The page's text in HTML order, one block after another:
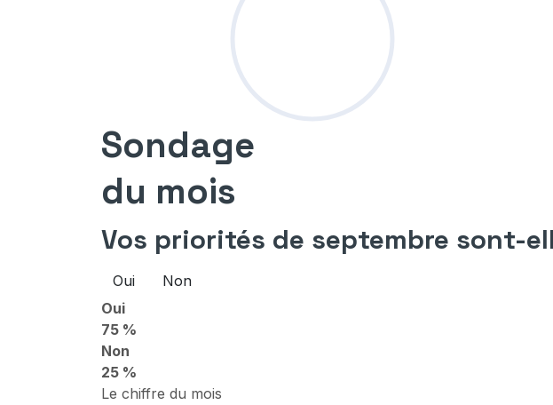
Sondage
du mois
Vos priorités de septembre sont-
Oui
Non
Oui
75 %
Non
25 %
Le chiffre du mois